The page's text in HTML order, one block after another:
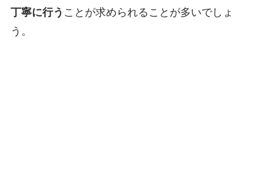
丁寧に行う ことが求められることが多いでしょ
う。